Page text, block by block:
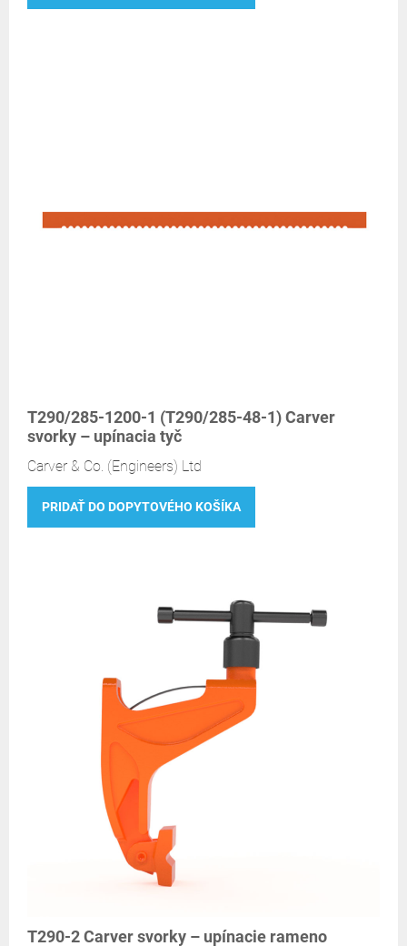
T290/285-1200-1 (T290/285-48-1) Carver
svorky – upínacia tyč
Carver & Co. (Engineers) Ltd
PRIDAŤ DO DOPYTOVÉHO KOŠÍKA
T290-2 Carver svorky – upínacie rameno